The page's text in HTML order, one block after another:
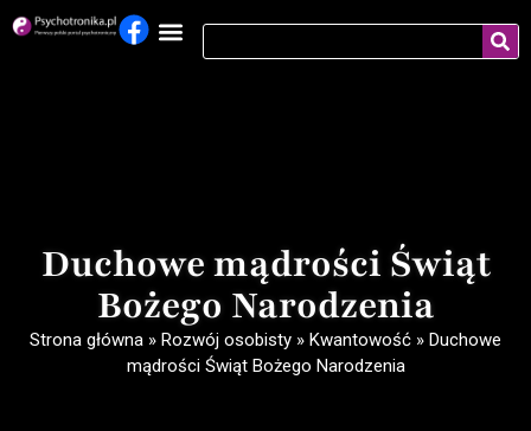
Duchowe mądrości Świąt
Bożego Narodzenia
Strona główna » Rozwój osobisty » Kwantowość » Duchowe
mądrości Świąt Bożego Narodzenia